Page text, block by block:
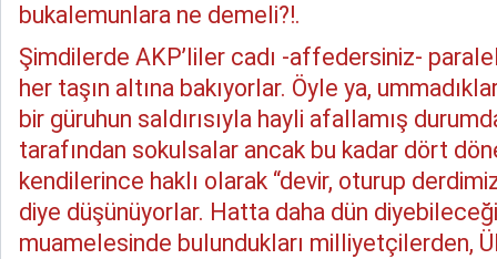
bukalemunlara ne demeli?!.
Şimdilerde AKP’liler cadı -affedersiniz-
her taşın altına bakıyorlar. Öyle ya,
bir güruhun saldırısıyla hayli afallamış
tarafından sokulsalar ancak bu kadar dört
kendilerince haklı olarak “devir, oturup
diye düşünüyorlar. Hatta daha dün
muamelesinde bulundukları milliyetçilerden,